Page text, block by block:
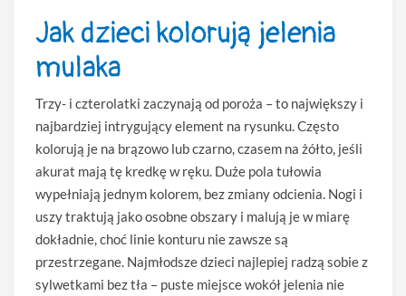
Jak dzieci kolorują jelenia
mulaka
Trzy- i czterolatki zaczynają od poroża – to największy i
najbardziej intrygujący element na rysunku. Często
kolorują je na brązowo lub czarno, czasem na żółto, jeśli
akurat mają tę kredkę w ręku. Duże pola tułowia
wypełniają jednym kolorem, bez zmiany odcienia. Nogi i
uszy traktują jako osobne obszary i malują je w miarę
dokładnie, choć linie konturu nie zawsze są
przestrzegane. Najmłodsze dzieci najlepiej radzą sobie z
sylwetkami bez tła – puste miejsce wokół jelenia nie